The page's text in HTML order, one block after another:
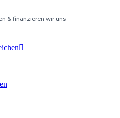
& finanzieren wir uns